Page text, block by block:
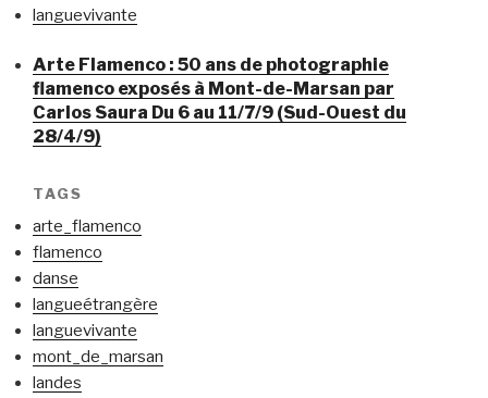
languevivante
Arte Flamenco : 50 ans de photographie
flamenco exposés à Mont-de-Marsan par
Carlos Saura Du 6 au 11/7/9 (Sud-Ouest du
28/4/9)
TAGS
arte_flamenco
flamenco
danse
langueétrangère
languevivante
mont_de_marsan
landes